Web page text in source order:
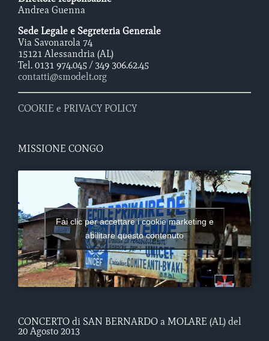
Andrea Guenna
Sede Legale e Segreteria Generale
Via Savonarola 74
15121 Alessandria (AL)
Tel. 0131 974.045 / 349 306.62.45
contatti@smodelt.org
COOKIE e PRIVACY POLICY
MISSIONE CONGO
Fai clic per accettare i cookie marketing e
abilitare questo contenuto
CONCERTO di SAN BERNARDO a MOLARE (AL) del
20 Agosto 2013